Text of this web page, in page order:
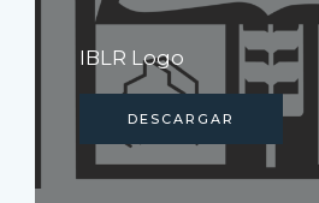
IBLR Logo
DESCARGAR